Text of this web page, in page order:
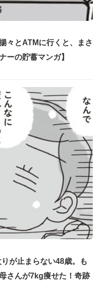
々とATMに行くと、まさ
ーの貯蓄マンガ】
が止まらない48歳。も
さんが7kg痩せた！奇跡